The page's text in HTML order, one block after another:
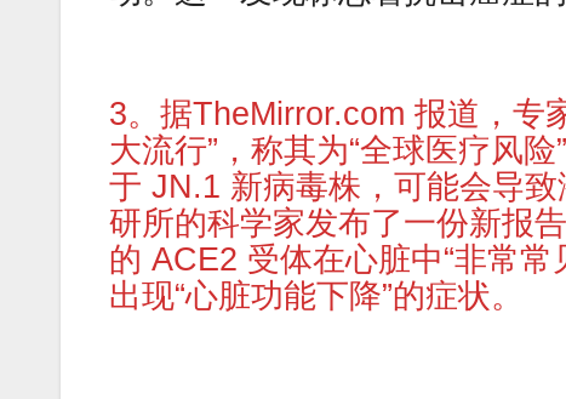
3。据TheMirror.com 报道，专
大流行”，称其为“全球医疗风
于 JN.1 新病毒株，可能会导
研所的科学家发布了一份新报
的 ACE2 受体在心脏中“非常
出现“心脏功能下降”的症状。